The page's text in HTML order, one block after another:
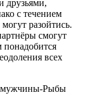
друзьями,
с течением
разойтись.
смогут
понадобится
всех
мужчины-Рыбы